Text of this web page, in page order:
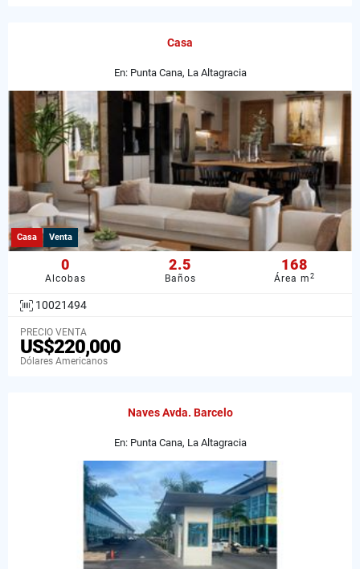
Casa
En: Punta Cana, La Altagracia
Casa Venta
0
Alcobas
2.5
Baños
168
Área m2
10021494
PRECIO VENTA
US$220,000
Dólares Americanos
Naves Avda. Barcelo
En: Punta Cana, La Altagracia